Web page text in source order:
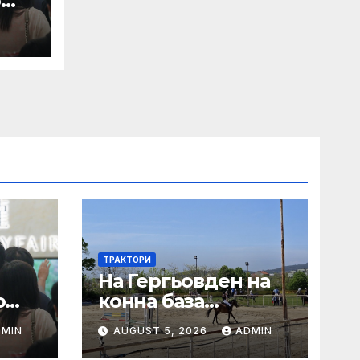
с
с
ТРАКТОРИ
На Гергьовден на
конна база
„Виница“ ще се
проведе турнир по
AUGUST 5, 2026 ADMIN